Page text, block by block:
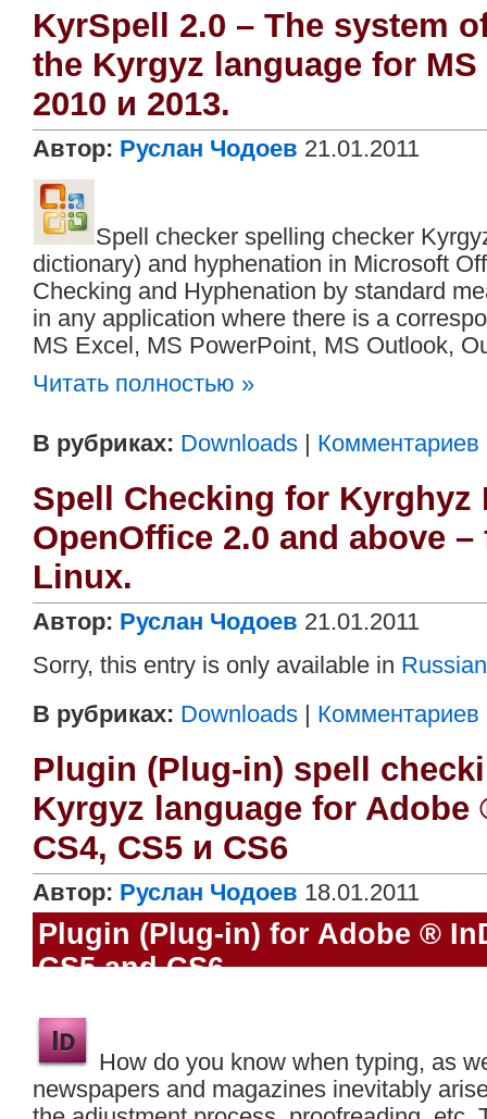
KyrSpell 2.0 – The system
the Kyrgyz language for MS
2010 и 2013.
Автор: Руслан Чодоев 21.01.2011
Spell checker spelling checker
dictionary) and hyphenation in Microsoft
Checking and Hyphenation by standard
in any application where there is a
MS Excel, MS PowerPoint, MS Outlook,
Читать полностью »
В рубриках: Downloads Комментариев
Spell Checking for Kyrghyz
OpenOffice 2.0 and above
Linux.
Автор: Руслан Чодоев 21.01.2011
Sorry, this entry is only available in Russian
В рубриках: Downloads Комментариев
Plugin (Plug-in) spell
Kyrgyz language for Adobe
CS4, CS5 и CS6
Автор: Руслан Чодоев 18.01.2011
Plugin (Plug-in) for Adobe ®
CS5 and CS6
How do you know when typing, as
newspapers and magazines inevitably